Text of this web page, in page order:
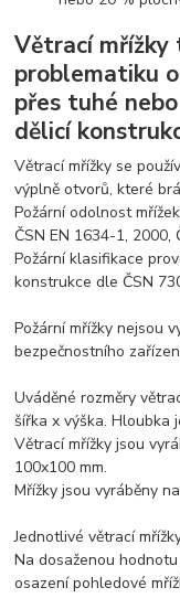
Větrací mřížky
problematiku
přes tuhé
dělicí
Větrací mřížky se
výplně otvorů, které
Požární odolnost
ČSN EN 1634-1, 2000,
Požární klasifikace
konstrukce dle ČSN
Požární mřížky nejsou
bezpečnostního
Uváděné rozměry
šířka x výška. Hloubka
Větrací mřížky jsou
100x100 mm.
Mřížky jsou vyráběny
Jednotlivé větrací
Na dosaženou
osazení pohledové